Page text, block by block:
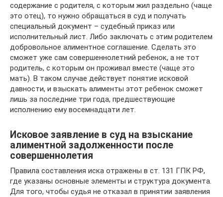
содержание с родителя, с которым жил раздельно (чаще
это отец), то нужно обращаться в суд и получать
специальный документ – судебный приказ или
исполнительный лист. Либо заключать с этим родителем
добровольное алиментное соглашение. Сделать это
сможет уже сам совершеннолетний ребенок, а не тот
родитель, с которым он проживал вместе (чаще это
мать). В таком случае действует понятие исковой
давности, и взыскать алименты этот ребенок сможет
лишь за последние три года, предшествующие
исполнению ему восемнадцати лет.
Исковое заявление в суд на взыскание
алиментной задолженности после
совершеннолетия
Правила составления иска отражены в ст. 131 ГПК РФ,
где указаны основные элементы и структура документа.
Для того, чтобы судья не отказал в принятии заявления